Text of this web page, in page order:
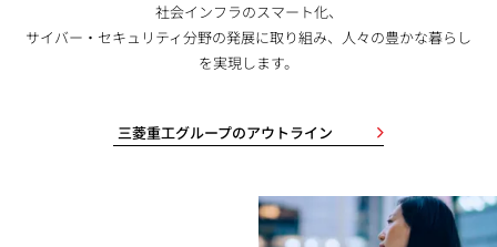
社会インフラのスマート化、
サイバー・セキュリティ分野の発展に取り組み、人々の豊かな暮らし
を実現します。
三菱重工グループのアウトライン